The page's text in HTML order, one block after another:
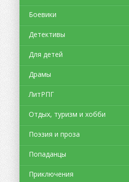
Боевики
Детективы
Для детей
Драмы
ЛитРПГ
Отдых, туризм и хобби
Поэзия и проза
Попаданцы
Приключения